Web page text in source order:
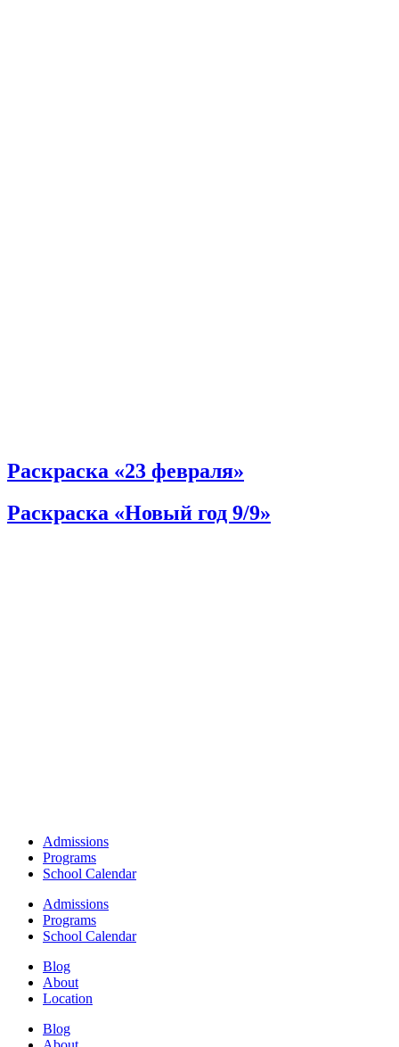
Раскраска «23 февраля»
Раскраска «Новый год 9/9»
Admissions
Programs
School Calendar
Admissions
Programs
School Calendar
Blog
About
Location
Blog